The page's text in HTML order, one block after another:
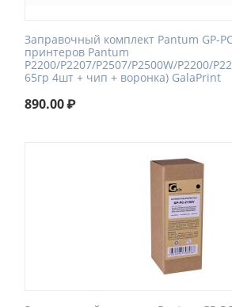
Заправочный комплект Pantum GP-
принтеров Pantum
P2200/P2207/P2507/P2500W/P2200/
65гр 4шт + чип + воронка) GalaPrint
890.00₽